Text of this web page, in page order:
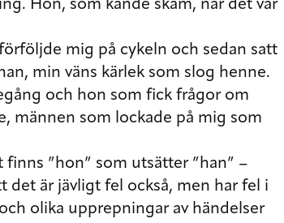
Hon, som kände skam, när det var
mig på cykeln och sedan satt
min väns kärlek som slog henne.
och hon som fick frågor om
männen som lockade på mig som
”hon” som utsätter ”han” –
det är jävligt fel också, men har fel i
olika upprepningar av händelser